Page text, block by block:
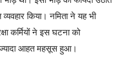
किया। नमिता ने यह भी
कर्मियों ने इस घटना को
आहत महसूस हुआ।